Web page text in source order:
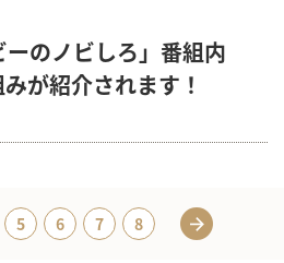
のノビしろ」番組内
が紹介されます！
5 6 7 8